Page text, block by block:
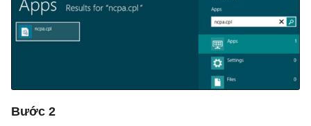
Bước 2